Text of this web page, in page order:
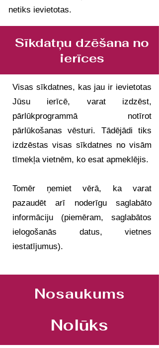
netiks ievietotas.
Sīkdatņu dzēšana no
ierīces
Visas sīkdatnes, kas jau ir ievietotas
Jūsu ierīcē, varat izdzēst,
pārlūkprogrammā notīrot
pārlūkošanas vēsturi. Tādējādi tiks
izdzēstas visas sīkdatnes no visām
tīmekļa vietnēm, ko esat apmeklējis.
Tomēr ņemiet vērā, ka varat
pazaudēt arī noderīgu saglabāto
informāciju (piemēram, saglabātos
ielogošanās datus, vietnes
iestatījumus).
Nosaukums
Nolūks